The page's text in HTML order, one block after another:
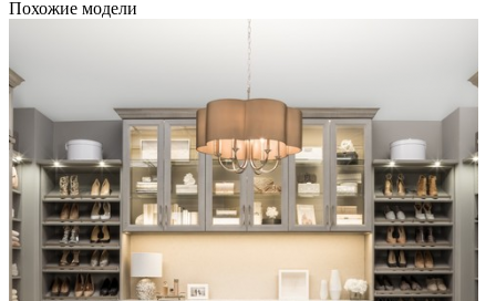
Похожие модели